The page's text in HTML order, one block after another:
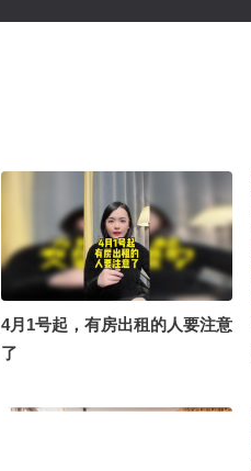
4月1号起，有房出租的人要注意
了